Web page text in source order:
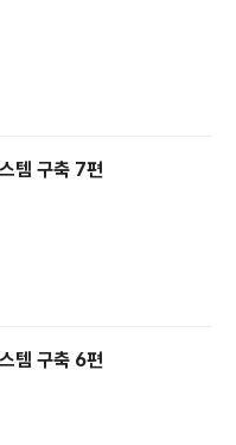
템 구축 7편
템 구축 6편